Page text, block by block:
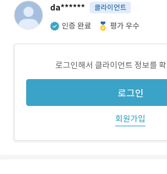
da****** 클라이언트
인증 완료 평가 우수
로그인해서 클라이언트 정보를
로그인
회원가입